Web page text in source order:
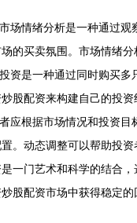
场情绪分析是一种通过
的买卖氛围。市场情绪
资是一种通过同时购买
股配资来构建自己的投
应根据市场情况和投资
。动态调整可以帮助投资
一门艺术和科学的结合
炒股配资市场中获得稳定